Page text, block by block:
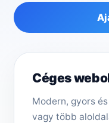
Céges
Modern, gyors
vagy több